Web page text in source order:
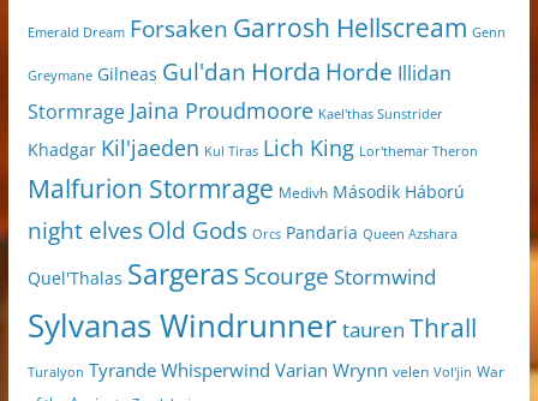
Emerald Dream Forsaken Garrosh Hellscream Genn
Greymane Gilneas Gul'dan Horda Horde Illidan
Stormrage Jaina Proudmoore Kael'thas Sunstrider
Khadgar Kil'jaeden Kul Tiras Lich King Lor'themar Theron
Malfurion Stormrage Medivh Második Háború
night elves Old Gods Orcs Pandaria Queen Azshara
Quel'Thalas Sargeras Scourge Stormwind
Sylvanas Windrunnertauren Thrall
Turalyon Tyrande Whisperwind Varian Wrynn velen Vol'jin War